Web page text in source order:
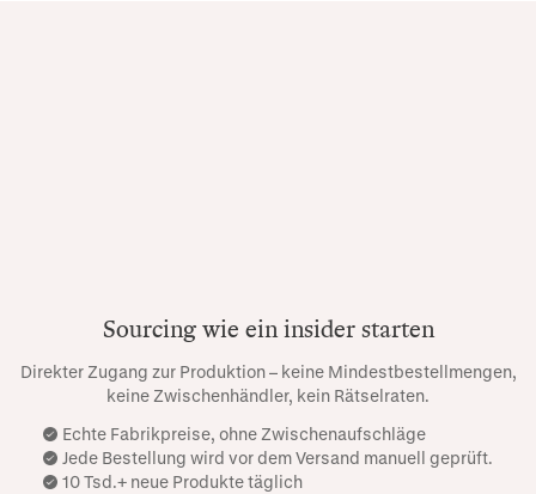
Sourcing wie ein insider starten
Direkter Zugang zur Produktion – keine Mindestbestellmengen,
keine Zwischenhändler, kein Rätselraten.
Echte Fabrikpreise, ohne Zwischenaufschläge
Jede Bestellung wird vor dem Versand manuell geprüft.
10 Tsd.+ neue Produkte täglich